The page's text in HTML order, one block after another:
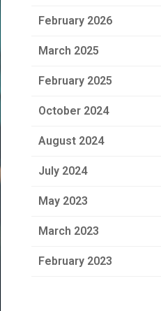
February 2026
March 2025
February 2025
October 2024
August 2024
July 2024
May 2023
March 2023
February 2023